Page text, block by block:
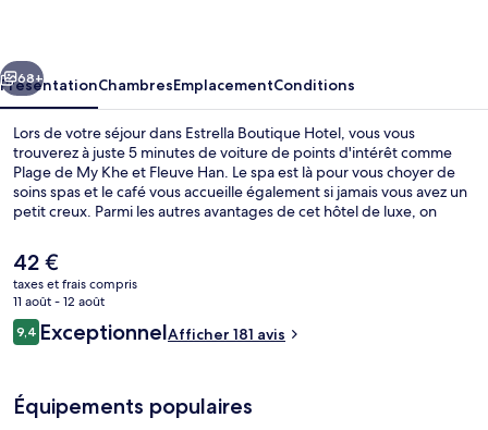
Suivant
68+
PrésentationChambresEmplacementConditions
Lors de votre séjour dans Estrella Boutique Hotel, vous vous
trouverez à juste 5 minutes de voiture de points d'intérêt comme
Plage de My Khe et Fleuve Han. Le spa est là pour vous choyer de
soins spas et le café vous accueille également si jamais vous avez un
petit creux. Parmi les autres avantages de cet hôtel de luxe, on
de fitness, l'idéal pour des vacances sans soucis. Les autres
voyageurs adorent le personnel attentionné.
Le
prix
actuel
est
de
42 €
taxes et frais compris
11 août - 12 août
Avis
voyageurs
9,49,4 sur 10
ExceptionnelAfficher 181 avis
Équipements populaires